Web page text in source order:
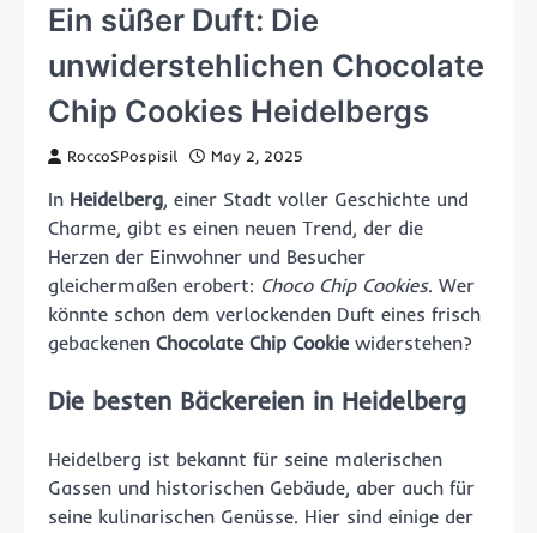
Ein süßer Duft: Die
unwiderstehlichen Chocolate
Chip Cookies Heidelbergs
RoccoSPospisil May 2, 2025
In Heidelberg, einer Stadt voller Geschichte und
Charme, gibt es einen neuen Trend, der die
Herzen der Einwohner und Besucher
gleichermaßen erobert: Choco Chip Cookies. Wer
könnte schon dem verlockenden Duft eines frisch
gebackenen Chocolate Chip Cookiewiderstehen?
Die besten Bäckereien in Heidelberg
Heidelberg ist bekannt für seine malerischen
Gassen und historischen Gebäude, aber auch für
seine kulinarischen Genüsse. Hier sind einige der